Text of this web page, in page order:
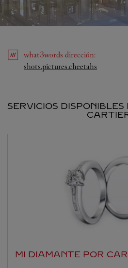
what3words dirección:
shots.pictures.cheetahs
SERVICIOS DISPONIBLES
MI DIAMANTE POR